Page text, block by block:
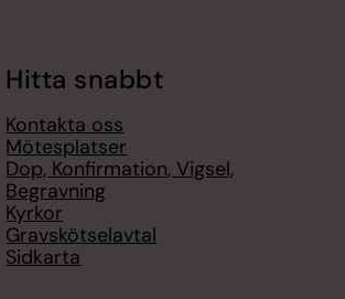
Hitta snabbt
Kontakta oss
Mötesplatser
Dop, Konfirmation, Vigsel,
Begravning
Kyrkor
Gravskötselavtal
Sidkarta